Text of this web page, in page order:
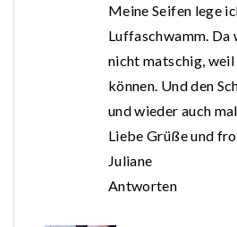
Meine Seifen lege
Luffaschwamm. Da
nicht matschig, weil
können. Und den
und wieder auch
Liebe Grüße und
Juliane
Antworten